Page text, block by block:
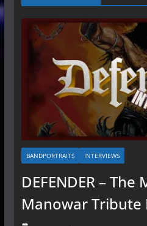
BANDPORTRAITS INTERVIEWS
DEFENDER –
Manowar Tribute